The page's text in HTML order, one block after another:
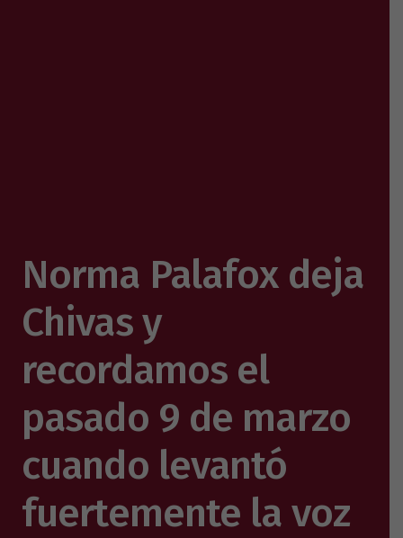
Norma Palafox deja
Chivas y
recordamos el
pasado 9 de marzo
cuando levantó
fuertemente la voz